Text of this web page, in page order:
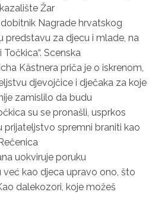
Žar
Nagrade hrvatskog
predstavu za djecu i mlade, na
Scenska
Kästnera priča je o iskrenom,
djevojčice i dječaka za koje
zamislilo da budu
su se pronašli, usprkos
prijateljstvo spremni braniti kao
uokviruje poruku
već kao djeca upravo ono, što
dalekozori, koje možeš